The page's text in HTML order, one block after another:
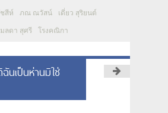
สีห์ ภณ ณวัสน์ เดี่ยว สุริยนต์
มลดา สุศรี โรงคณิกา
นเป็นห่านมิใช่